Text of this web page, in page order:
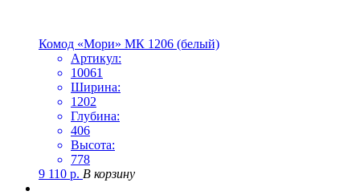
Комод «Мори» МК 1206 (белый)
Артикул:
10061
Ширина:
1202
Глубина:
406
Высота:
778
9 110 р. В корзину